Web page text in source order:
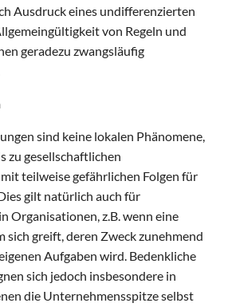
Ausdruck eines undifferenzierten
von Regeln und
geradezu zwangsläufig
sind keine lokalen Phänomene,
zu gesellschaftlichen
teilweise gefährlichen Folgen für
gilt natürlich auch für
Organisationen, z.B. wenn eine
sich greift, deren Zweck zunehmend
Aufgaben wird. Bedenkliche
sich jedoch insbesondere in
die Unternehmensspitze selbst